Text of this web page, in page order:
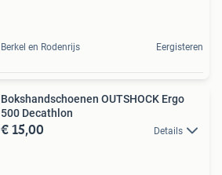
Berkel en Rodenrijs Eergisteren
Bokshandschoenen OUTSHOCK Ergo
500 Decathlon
€ 15,00 Details